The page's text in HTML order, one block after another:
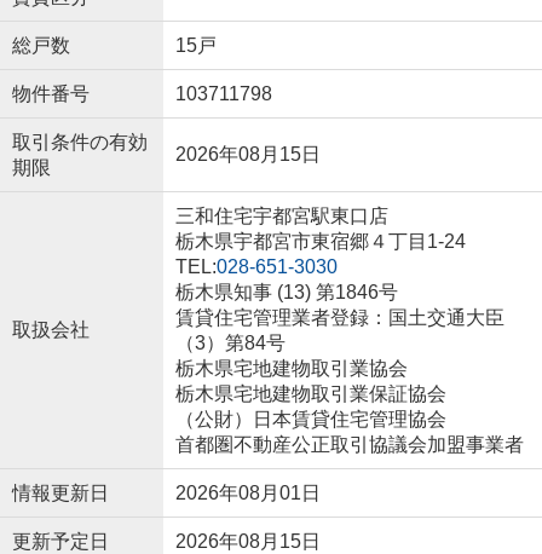
総戸数 15戸
物件番号 103711798
取引条件の有効
期限
2026年08月15日
取扱会社
三和住宅宇都宮駅東口店
栃木県宇都宮市東宿郷４丁目1-24
TEL:028-651-3030
栃木県知事 (13) 第1846号
賃貸住宅管理業者登録：国土交通大臣
（3）第84号
栃木県宅地建物取引業協会
栃木県宅地建物取引業保証協会
（公財）日本賃貸住宅管理協会
首都圏不動産公正取引協議会加盟事業者
情報更新日 2026年08月01日
更新予定日 2026年08月15日